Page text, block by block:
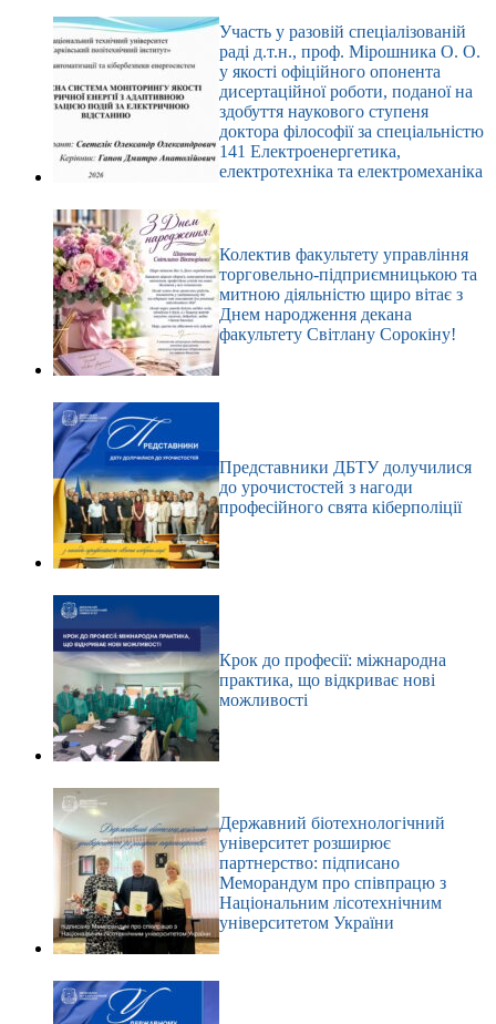
Участь у разовій спеціалізованій
раді д.т.н., проф. Мірошника О. О.
у якості офіційного опонента
дисертаційної роботи, поданої на
здобуття наукового ступеня
доктора філософії за спеціальністю
141 Електроенергетика,
електротехніка та електромеханіка
Колектив факультету управління
торговельно-підприємницькою та
митною діяльністю щиро вітає з
Днем народження декана
факультету Світлану Сорокіну!
Представники ДБТУ долучилися
до урочистостей з нагоди
професійного свята кіберполіції
Крок до професії: міжнародна
практика, що відкриває нові
можливості
Державний біотехнологічний
університет розширює
партнерство: підписано
Меморандум про співпрацю з
Національним лісотехнічним
університетом України